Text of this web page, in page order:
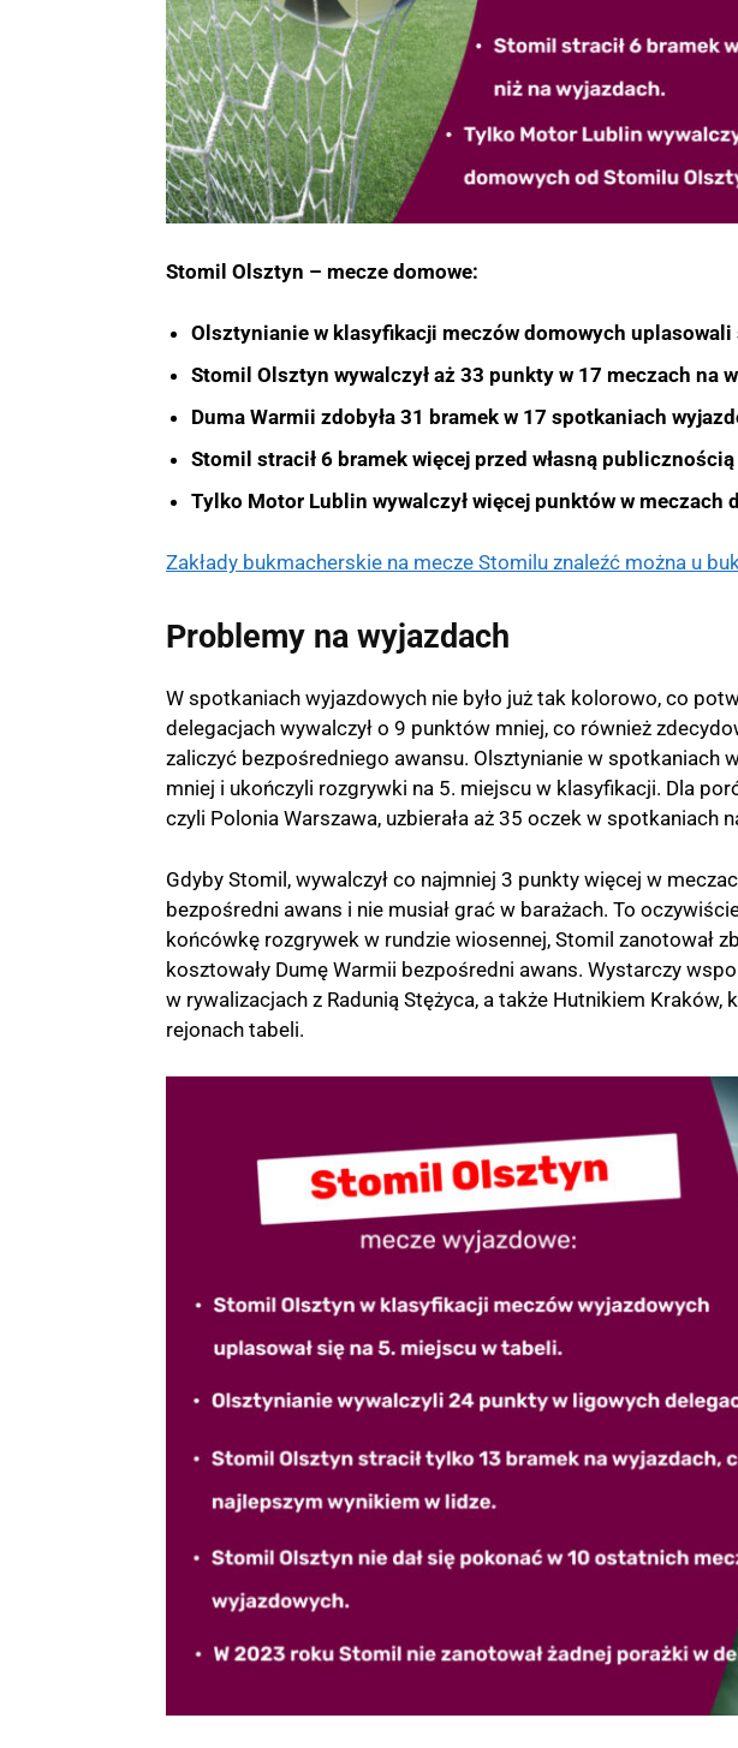
Stomil Olsztyn – mecze domowe:
Olsztynianie w klasyfikacji meczów domowych
Stomil Olsztyn wywalczył aż 33 punkty w 17 meczach na
Duma Warmii zdobyła 31 bramek w 17 spotkaniach
Stomil stracił 6 bramek więcej przed własną
Tylko Motor Lublin wywalczył więcej punktów w meczach
Zakłady bukmacherskie na mecze Stomilu znaleźć można u
Problemy na wyjazdach
W spotkaniach wyjazdowych nie było już tak kolorowo, co
delegacjach wywalczył o 9 punktów mniej, co również
zaliczyć bezpośredniego awansu. Olsztynianie w spotkaniach
mniej i ukończyli rozgrywki na 5. miejscu w klasyfikacji. Dla
czyli Polonia Warszawa, uzbierała aż 35 oczek w spotkaniach
Gdyby Stomil, wywalczył co najmniej 3 punkty więcej w
bezpośredni awans i nie musiał grać w barażach. To
końcówkę rozgrywek w rundzie wiosennej, Stomil zanotował
kosztowały Dumę Warmii bezpośredni awans. Wystarczy
w rywalizacjach z Radunią Stężyca, a także Hutnikiem Kraków,
rejonach tabeli.